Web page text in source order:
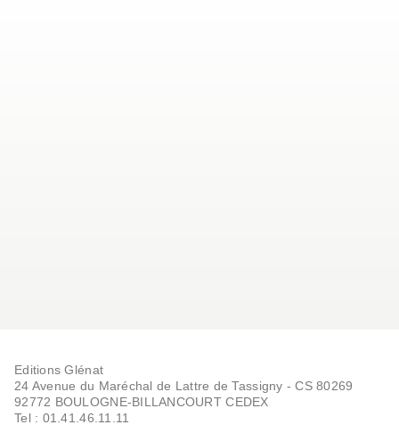
Editions Glénat
24 Avenue du Maréchal de Lattre de Tassigny - CS 80269
92772 BOULOGNE-BILLANCOURT CEDEX
Tel : 01.41.46.11.11